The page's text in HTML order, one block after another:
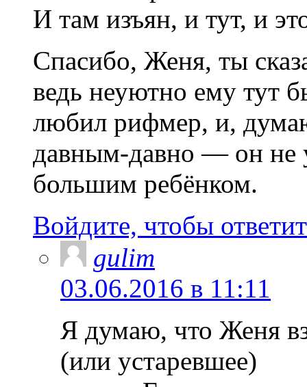
И там изъян, и тут, и
Спасибо, Женя, ты
ведь неуютно ему тут
любил рифмер, и,
давным-давно — он не
большим ребёнком.
Войдите, чтобы
gulim
03.06.2016 в 11:11
Я думаю, что Женя
(или устаревшее)